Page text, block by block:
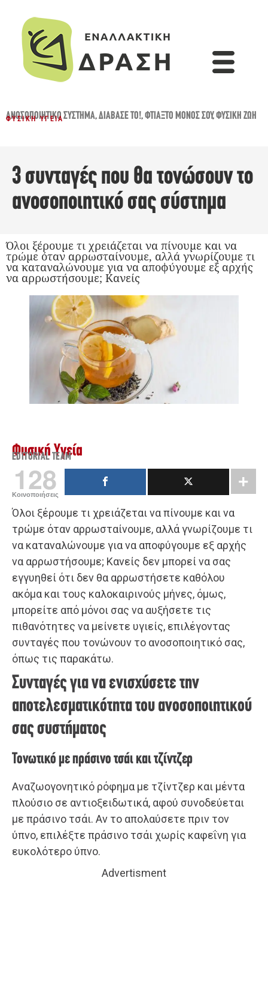
ΑΝΟΣΟΠΟΙΗΤΙΚΌ ΣΎΣΤΗΜΑ,ΔΙΆΒΑΣΈ ΤΟ!,ΦΤΙΆΞΤΟ ΜΌΝΟΣ ΣΟΥ,ΦΥΣΙΚΉ ΖΩΉ
ΦΥΣΙΚΉ ΥΓΕΊΑ
3 συνταγές που θα τονώσουν το
ανοσοποιητικό σας σύστημα
Όλοι ξέρουμε τι χρειάζεται να πίνουμε και να
τρώμε όταν αρρωσταίνουμε, αλλά γνωρίζουμε τι
να καταναλώνουμε για να αποφύγουμε εξ αρχής
να αρρωστήσουμε; Κανείς
Φυσική Υγεία
EDITORIAL TEAM
128
Κοινοποιήσεις
Όλοι ξέρουμε τι χρειάζεται να πίνουμε και να
τρώμε όταν αρρωσταίνουμε, αλλά γνωρίζουμε τι
να καταναλώνουμε για να αποφύγουμε εξ αρχής
να αρρωστήσουμε; Κανείς δεν μπορεί να σας
εγγυηθεί ότι δεν θα αρρωστήσετε καθόλου
ακόμα και τους καλοκαιρινούς μήνες, όμως,
μπορείτε από μόνοι σας να αυξήσετε τις
πιθανότητες να μείνετε υγιείς, επιλέγοντας
συνταγές που τονώνουν το ανοσοποιητικό σας,
όπως τις παρακάτω.
Συνταγές για να ενισχύσετε την
αποτελεσματικότητα του ανοσοποιητικού
σας συστήματος
Τονωτικό με πράσινο τσάι και τζίντζερ
Αναζωογονητικό ρόφημα με τζίντζερ και μέντα
πλούσιο σε αντιοξειδωτικά, αφού συνοδεύεται
με πράσινο τσάι. Αν το απολαύσετε πριν τον
ύπνο, επιλέξτε πράσινο τσάι χωρίς καφεΐνη για
ευκολότερο ύπνο.
Advertisment